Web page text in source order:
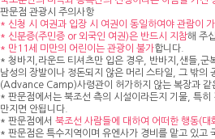
판문점 관광시 주의사항
* 신청 시 여권과 입장 시 여권이 동일하여야 관람이
* 신분증(주민증 or 외국인 여권)은 반드시 지참해 주
* 만11세 미만의 어린이는 관광이 불가합니다.
* 청바지,라운드 티셔츠만 입은 경우, 반바지,샌들,군
남성의 장발이나 정돈되지 않은 머리 스타일, 그 밖의
(Advance Camp)사령관이 허가하지 않는 복장과 같
* 판문점에서는 북조선 측의 시설이라든지 기물, 특히
만지면 안됩니다.
* 판문점에서 북조선 사람들에 대하여 어떠한 행동(대
* 판문점은 특수지역이며 유엔사가 경비를 맡고 있고